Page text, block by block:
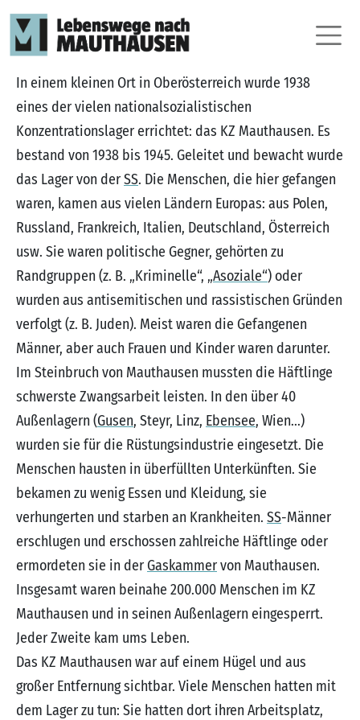
In einem kleinen Ort in Oberösterreich wurde 1938
eines der vielen nationalsozialistischen
Konzentrationslager errichtet: das KZ Mauthausen. Es
bestand von 1938 bis 1945. Geleitet und bewacht wurde
das Lager von derSS. Die Menschen, die hier gefangen
waren, kamen aus vielen Ländern Europas: aus Polen,
Russland, Frankreich, Italien, Deutschland, Österreich
usw. Sie waren politische Gegner, gehörten zu
Randgruppen (z. B. „Kriminelle“, „Asoziale“) oder
wurden aus antisemitischen und rassistischen Gründen
verfolgt (z. B. Juden). Meist waren die Gefangenen
Männer, aber auch Frauen und Kinder waren darunter.
Im Steinbruch von Mauthausen mussten die Häftlinge
schwerste Zwangsarbeit leisten. In den über 40
Außenlagern (Gusen, Steyr, Linz, Ebensee, Wien...)
wurden sie für die Rüstungsindustrie eingesetzt. Die
Menschen hausten in überfüllten Unterkünften. Sie
bekamen zu wenig Essen und Kleidung, sie
verhungerten und starben an Krankheiten. SS-Männer
erschlugen und erschossen zahlreiche Häftlinge oder
ermordeten sie in der Gaskammervon Mauthausen.
Insgesamt waren beinahe 200.000 Menschen im KZ
Mauthausen und in seinen Außenlagern eingesperrt.
Jeder Zweite kam ums Leben.
Das KZ Mauthausen war auf einem Hügel und aus
großer Entfernung sichtbar. Viele Menschen hatten mit
dem Lager zu tun: Sie hatten dort ihren Arbeitsplatz,